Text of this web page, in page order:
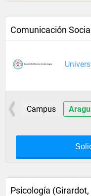
Comunicación Social
Campus
Psicología